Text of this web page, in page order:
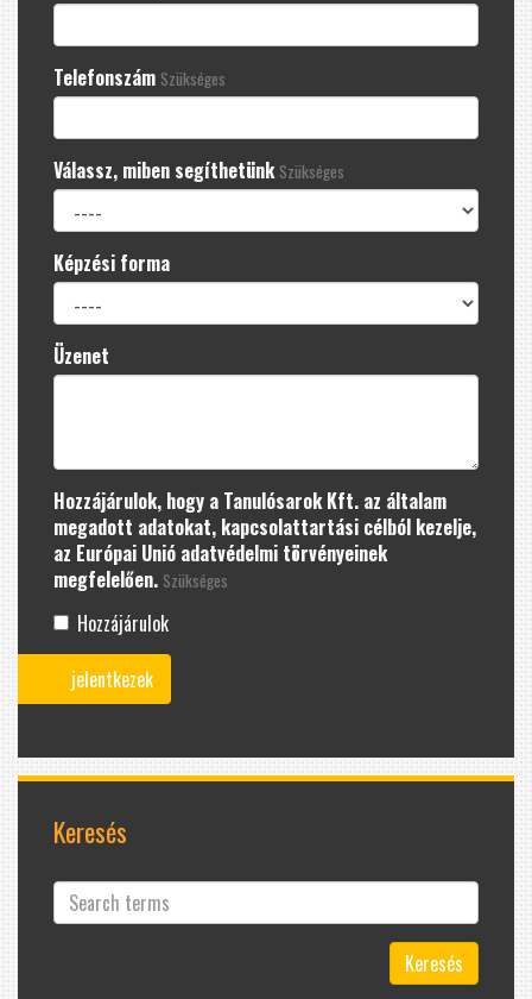
Telefonszám Szükséges
Válassz, miben segíthetünkSzükséges
Képzési forma
Üzenet
Hozzájárulok, hogy a Tanulósarok Kft. az általam
megadott adatokat, kapcsolattartási célból kezelje,
az Európai Unió adatvédelmi törvényeinek
megfelelően. Szükséges
Hozzájárulok
Keresés
Keresés